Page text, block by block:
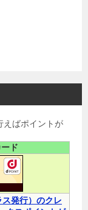
えばポイントが
ド
発行）のクレ